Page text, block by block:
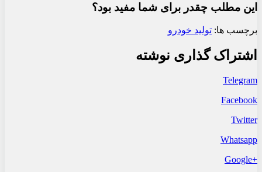
این مطلب چقدر برای شما مفید بود؟
برچسب ها: تولید خودرو
اشتراک گذاری نوشته
Telegram
Facebook
Twitter
Whatsapp
+Google